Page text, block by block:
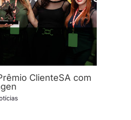
ClienteSA com